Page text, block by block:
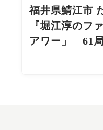
福井県鯖江市
『堀江淳のフ
アワー」 61